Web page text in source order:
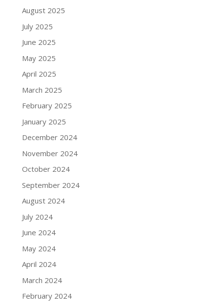
August 2025
July 2025
June 2025
May 2025
April 2025
March 2025
February 2025
January 2025
December 2024
November 2024
October 2024
September 2024
August 2024
July 2024
June 2024
May 2024
April 2024
March 2024
February 2024